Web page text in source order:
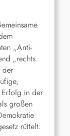
„Anti-
„rechts
der
in der
großen
rüttelt.